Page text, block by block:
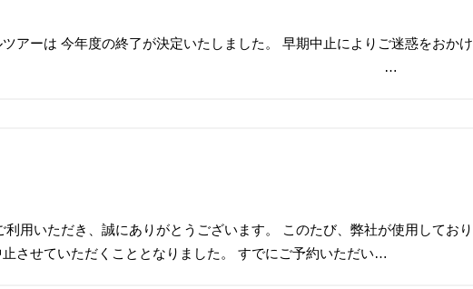
アーは 今年度の終了が決定いたしました。 早期中止によりご迷惑をおかけ
ございません。 …
用いただき、誠にありがとうございます。 このたび、弊社が使用しており
させていただくこととなりました。 すでにご予約いただい…